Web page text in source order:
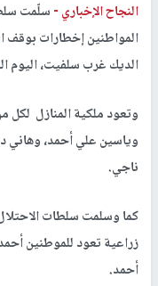
النجاح الإخباري -سلّمت
المواطنين إخطارات بوقف
الديك غرب سلفيت، اليوم
وتعود ملكية المنازل لكل
وياسين علي أحمد، وهاني
ناجي.
كما وسلمت سلطات
زراعية تعود للموطنين
أحمد.